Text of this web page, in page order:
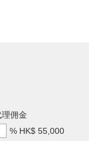
佣金
% HK$ 55,000